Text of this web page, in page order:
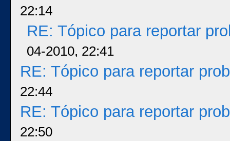
22:14
RE: Tópico para reportar
04-2010, 22:41
RE: Tópico para reportar
22:44
RE: Tópico para reportar
22:50